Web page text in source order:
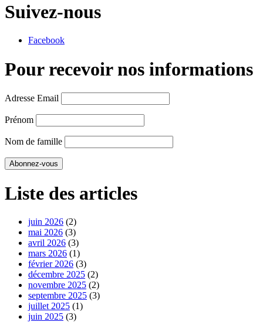
Suivez-nous
Facebook
Pour recevoir nos informations
Adresse Email
Prénom
Nom de famille
Liste des articles
juin 2026 (2)
mai 2026 (3)
avril 2026 (3)
mars 2026 (1)
février 2026 (3)
décembre 2025 (2)
novembre 2025 (2)
septembre 2025 (3)
juillet 2025 (1)
juin 2025 (3)